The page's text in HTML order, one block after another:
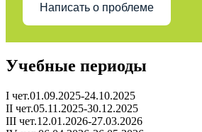
Написать о проблеме
Учебные периоды
I чет.01.09.2025-24.10.2025
II чет.05.11.2025-30.12.2025
III чет.12.01.2026-27.03.2026